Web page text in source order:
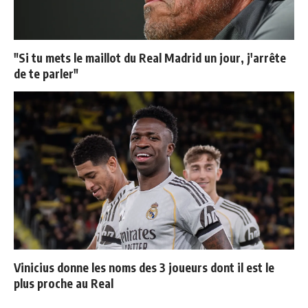
"Si tu mets le maillot du Real Madrid un jour, j'arrête
de te parler"
Vinicius donne les noms des 3 joueurs dont il est le
plus proche au Real